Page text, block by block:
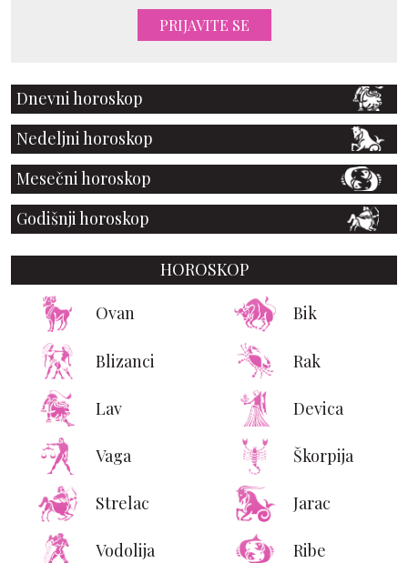
PRIJAVITE SE
Dnevni horoskop
Nedeljni horoskop
Mesečni horoskop
Godišnji horoskop
HOROSKOP
Ovan Bik
Blizanci Rak
Lav Devica
Vaga Škorpija
Strelac Jarac
Vodolija Ribe